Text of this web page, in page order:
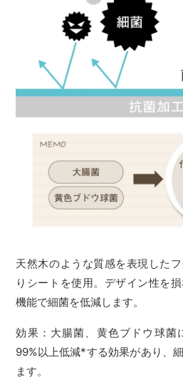
天然木のような質感を表現した
りシートを使用。デザイン性を
機能で細菌を低減します。
効果：大腸菌、黄色ブドウ球菌
99%以上低減*する効果があり、
ます。